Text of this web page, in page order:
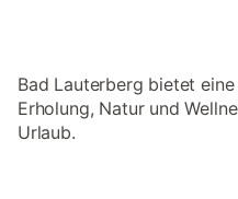
Bad Lauterberg bietet
Erholung, Natur und
Urlaub.